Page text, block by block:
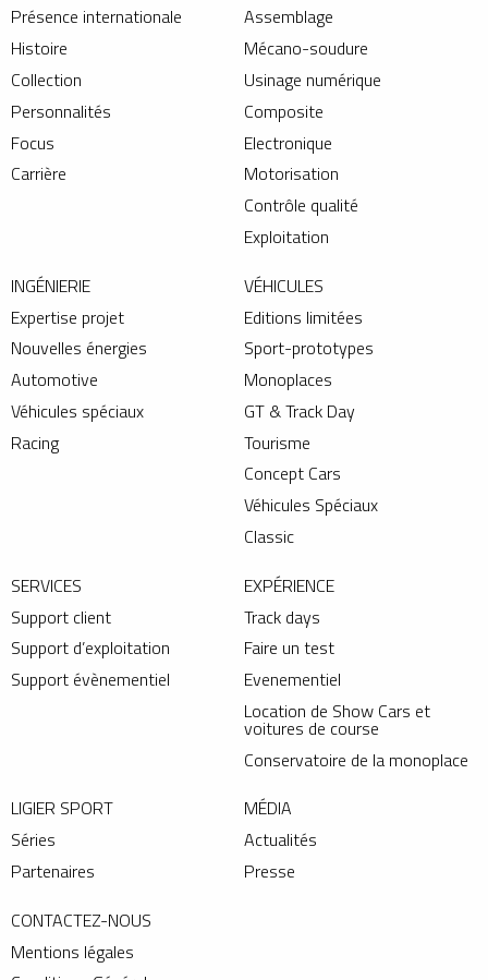
Présence internationale
Histoire
Collection
Personnalités
Focus
Carrière
Assemblage
Mécano-soudure
Usinage numérique
Composite
Electronique
Motorisation
Contrôle qualité
Exploitation
INGÉNIERIE
Expertise projet
Nouvelles énergies
Automotive
Véhicules spéciaux
Racing
VÉHICULES
Editions limitées
Sport-prototypes
Monoplaces
GT & Track Day
Tourisme
Concept Cars
Véhicules Spéciaux
Classic
SERVICES
Support client
Support d’exploitation
Support évènementiel
EXPÉRIENCE
Track days
Faire un test
Evenementiel
Location de Show Cars et
voitures de course
Conservatoire de la monoplace
LIGIER SPORT
Séries
Partenaires
MÉDIA
Actualités
Presse
CONTACTEZ-NOUS
Mentions légales